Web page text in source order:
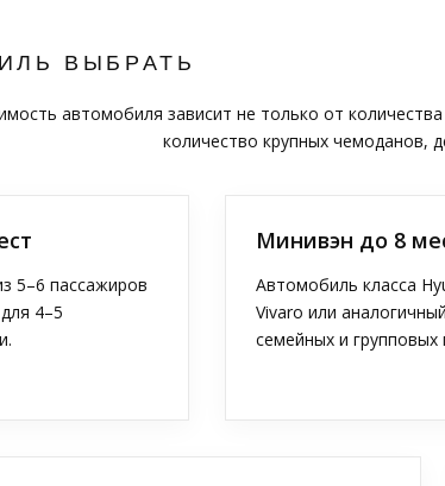
ВЫБРАТЬ
автомобиля зависит не только от
количество крупных чемоданов,
5–6 пассажиров
4–5
Минивэн до 8
Автомобиль класса
Vivaro или
семейных и групповых